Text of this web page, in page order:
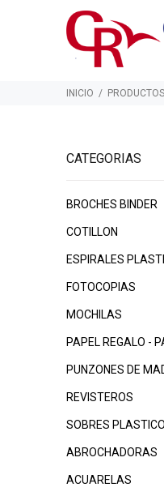
INICIO PRODUCTOS
CATEGORIAS
BROCHES BINDER
COTILLON
ESPIRALES
FOTOCOPIAS
MOCHILAS
PAPEL REGALO -
PUNZONES DE
REVISTEROS
SOBRES
ABROCHADORAS
ACUARELAS